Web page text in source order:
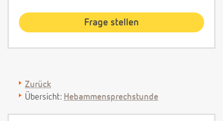
Zurück
Übersicht: Hebammensprechstunde